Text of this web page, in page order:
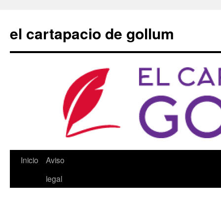
contenido
el cartapacio de gollum
Inicio
Aviso
legal